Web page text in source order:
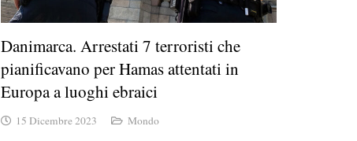
Danimarca. Arrestati 7 terroristi che
pianificavano per Hamas attentati in
Europa a luoghi ebraici
15 Dicembre 2023 Mondo